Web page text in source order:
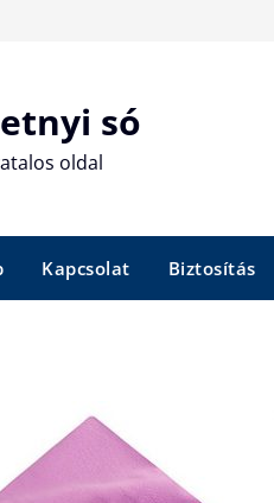
só
oldal
Kapcsolat Biztosítás